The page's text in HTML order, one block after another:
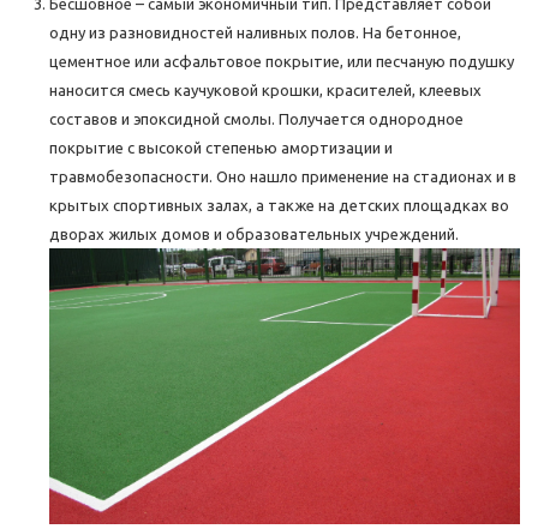
Бесшовное – самый экономичный тип. Представляет собой
одну из разновидностей наливных полов. На бетонное,
цементное или асфальтовое покрытие, или песчаную подушку
наносится смесь каучуковой крошки, красителей, клеевых
составов и эпоксидной смолы. Получается однородное
покрытие с высокой степенью амортизации и
травмобезопасности. Оно нашло применение на стадионах и в
крытых спортивных залах, а также на детских площадках во
дворах жилых домов и образовательных учреждений.